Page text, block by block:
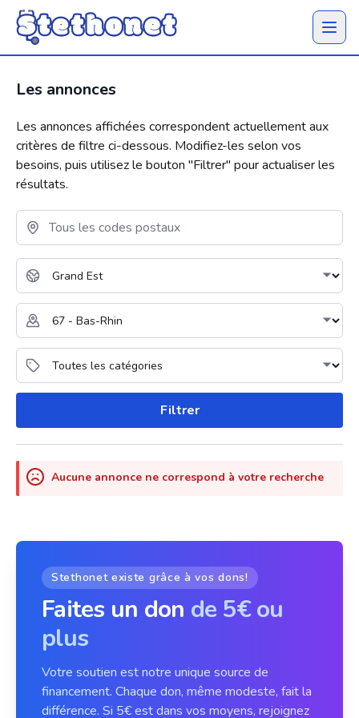
Ouvrir
Les annonces
Les annonces affichées correspondent actuellement aux
critères de filtre ci-dessous. Modifiez-les selon vos
besoins, puis utilisez le bouton "Filtrer" pour actualiser les
résultats.
Filtrer
Aucune annonce ne correspond à votre recherche
Stethonet existe grâce à vos dons!
Faites un don de 5€ ou
plus
Votre soutien est notre unique source de
financement. Chaque don, même modeste, fait la
différence. Si 5€ est dans vos moyens, rejoignez